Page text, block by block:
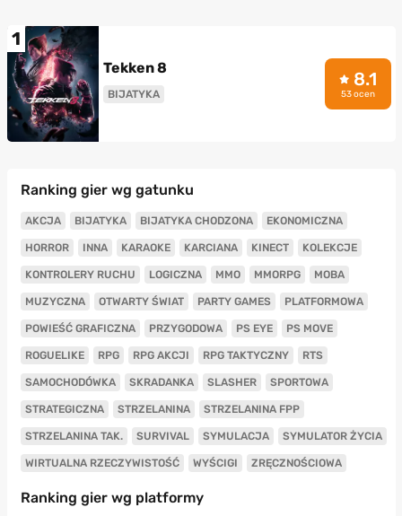
1
Tekken 8
BIJATYKA
8.1
53 ocen
Ranking gier wg gatunku
AKCJA BIJATYKA BIJATYKA CHODZONA EKONOMICZNA
HORROR INNA KARAOKE KARCIANA KINECT KOLEKCJE
KONTROLERY RUCHU LOGICZNA MMO MMORPG MOBA
MUZYCZNA OTWARTY ŚWIAT PARTY GAMES PLATFORMOWA
POWIEŚĆ GRAFICZNA PRZYGODOWA PS EYE PS MOVE
ROGUELIKE RPG RPG AKCJI RPG TAKTYCZNY RTS
SAMOCHODÓWKA SKRADANKA SLASHER SPORTOWA
STRATEGICZNA STRZELANINA STRZELANINA FPP
STRZELANINA TAK. SURVIVAL SYMULACJA SYMULATOR ŻYCIA
WIRTUALNA RZECZYWISTOŚĆ WYŚCIGI ZRĘCZNOŚCIOWA
Ranking gier wg platformy